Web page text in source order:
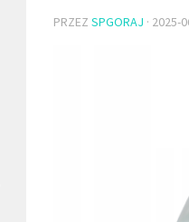
PRZEZ SPGORAJ · 2025-